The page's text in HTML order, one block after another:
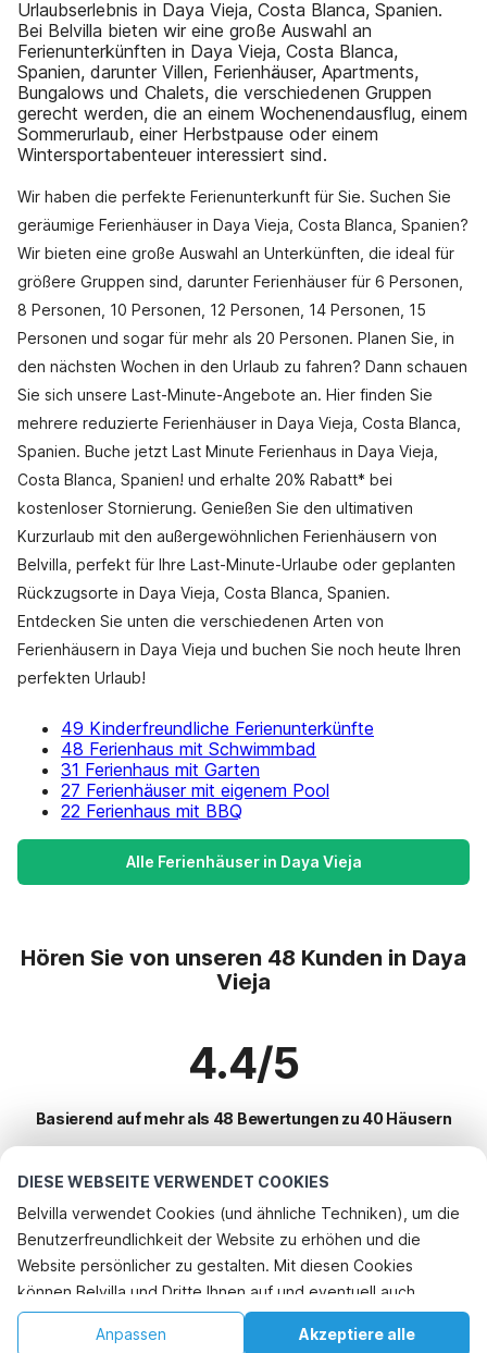
DIESE WEBSEITE VERWENDET COOKIES
Belvilla verwendet Cookies (und ähnliche Techniken), um die
Benutzerfreundlichkeit der Website zu erhöhen und die
Website persönlicher zu gestalten. Mit diesen Cookies
können Belvilla und Dritte Ihnen auf und eventuell auch
außerhalb unserer Website folgen, um Werbung Ihren
Interessen anzupassen und das Teilen von Informationen über
Akzeptiere alle
Anpassen
Urlaubserlebnis in Daya Vieja, Costa Blanca, Spanien.
Bei Belvilla bieten wir eine große Auswahl an
Ferienunterkünften in Daya Vieja, Costa Blanca,
Spanien, darunter Villen, Ferienhäuser, Apartments,
Bungalows und Chalets, die verschiedenen Gruppen
gerecht werden, die an einem Wochenendausflug, einem
Sommerurlaub, einer Herbstpause oder einem
Wintersportabenteuer interessiert sind.
Wir haben die perfekte Ferienunterkunft für Sie. Suchen Sie
geräumige Ferienhäuser in Daya Vieja, Costa Blanca, Spanien?
Wir bieten eine große Auswahl an Unterkünften, die ideal für
größere Gruppen sind, darunter Ferienhäuser für 6 Personen,
8 Personen, 10 Personen, 12 Personen, 14 Personen, 15
Personen und sogar für mehr als 20 Personen. Planen Sie, in
den nächsten Wochen in den Urlaub zu fahren? Dann schauen
Sie sich unsere Last-Minute-Angebote an. Hier finden Sie
mehrere reduzierte Ferienhäuser in Daya Vieja, Costa Blanca,
Spanien. Buche jetzt Last Minute Ferienhaus in Daya Vieja,
Costa Blanca, Spanien! und erhalte 20% Rabatt* bei
kostenloser Stornierung. Genießen Sie den ultimativen
Kurzurlaub mit den außergewöhnlichen Ferienhäusern von
Belvilla, perfekt für Ihre Last-Minute-Urlaube oder geplanten
Rückzugsorte in Daya Vieja, Costa Blanca, Spanien.
Entdecken Sie unten die verschiedenen Arten von
Ferienhäusern in Daya Vieja und buchen Sie noch heute Ihren
perfekten Urlaub!
49 Kinderfreundliche Ferienunterkünfte
48 Ferienhaus mit Schwimmbad
31 Ferienhaus mit Garten
27 Ferienhäuser mit eigenem Pool
22 Ferienhaus mit BBQ
Alle Ferienhäuser in Daya Vieja
Hören Sie von unseren 48 Kunden in Daya
Vieja
4.4/5
Basierend auf mehr als 48 Bewertungen zu 40 Häusern
Beliebteste Reiseziele für Urlaub
Top-Städte mit Top-Annehmlichkeiten für den Urlaub
Kinderfreundliche Ferienunterkünfte relleu
Kinderfreundliche Ferienunterkünfte finestrat
Kinderfreundliche Ferienunterkünfte villajoyosa
Beliebte Ausstattungen für Urlaub in Daya-vieja
Kinderfreundliche Ferienunterkünfte
Beliebte Städte für den Urlaub in Costa-blanca